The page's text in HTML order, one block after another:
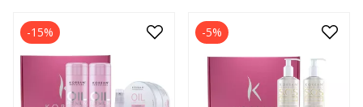
-15% -5%